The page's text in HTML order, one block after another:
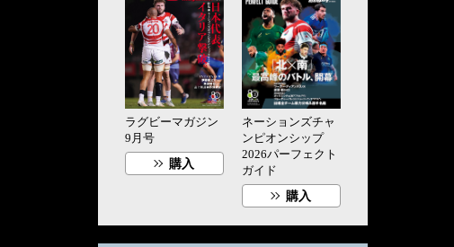
ラグビーマガジン
9月号
購入
ネーションズチャ
ンピオンシップ
2026パーフェクト
ガイド
購入